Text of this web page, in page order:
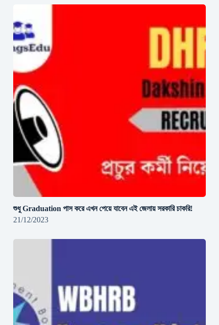
শুধু Graduation পাস করে এখন পেয়ে যাবেন এই জেলায় সরকারি চাকরি!
21/12/2023